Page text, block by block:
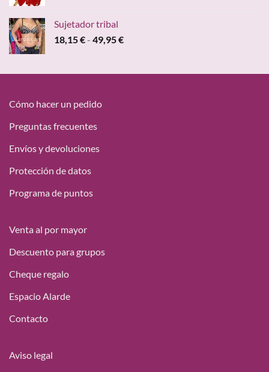
era:
47,00 €.19,95 €.
Sujetador tribal
18,15€- 49,95€Rango
desde
Cómo hacer un pedido
Preguntas frecuentes
Envíos y devoluciones
Protección de datos
Programa de puntos
Venta al por mayor
Descuento para grupos
Cheque regalo
Espacio Alarde
Contacto
Aviso legal